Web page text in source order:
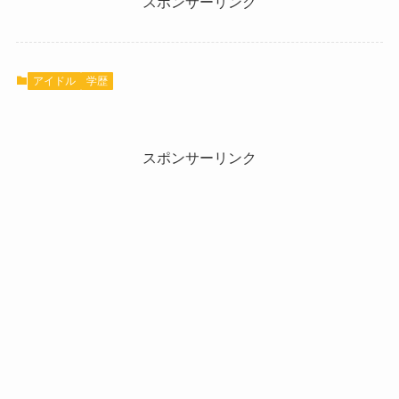
アイドル 学歴
スポンサーリンク